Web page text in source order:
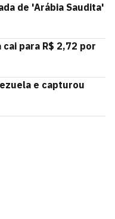
de 'Arábia Saudita'
para R$ 2,72 por
e capturou